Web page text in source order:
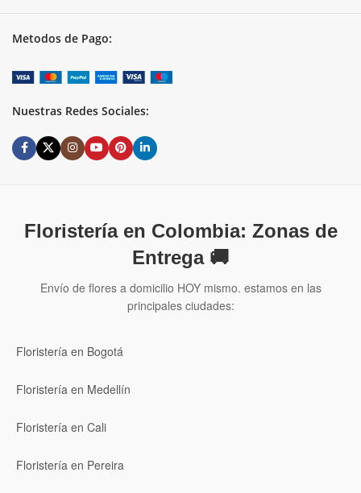
Metodos de Pago:
Nuestras Redes Sociales:
Floristería en Colombia: Zonas de
Entrega 🚚
Envío de flores a domicilio HOY mismo. estamos en las
principales ciudades:
Floristería en Bogotá
Floristería en Medellín
Floristería en Cali
Floristería en Pereira